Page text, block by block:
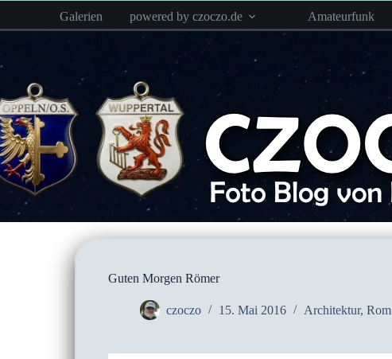
springen
Galerien powered by czoczo.de Amateurfunk
Guten Morgen Römer
czoczo 15. Mai 2016 Architektur, Rom